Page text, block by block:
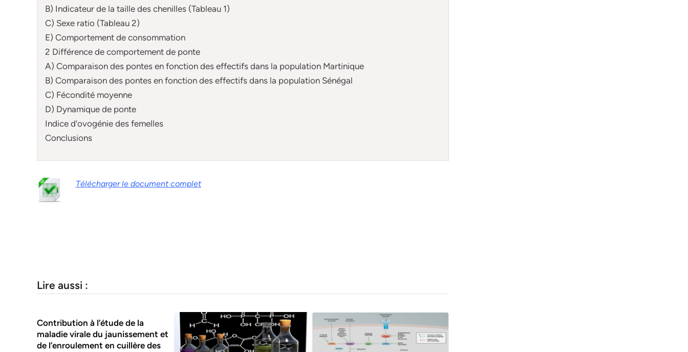
B) Indicateur de la taille des chenilles (Tableau 1)
C) Sexe ratio (Tableau 2)
E) Comportement de consommation
2 Différence de comportement de ponte
A) Comparaison des pontes en fonction des effectifs dans la population Martinique
B) Comparaison des pontes en fonction des effectifs dans la population Sénégal
C) Fécondité moyenne
D) Dynamique de ponte
Indice d’ovogénie des femelles
Conclusions
Télécharger le document complet
Lire aussi :
Contribution à l’étude de la
maladie virale du jaunissement et
de l’enroulement en cuillère des